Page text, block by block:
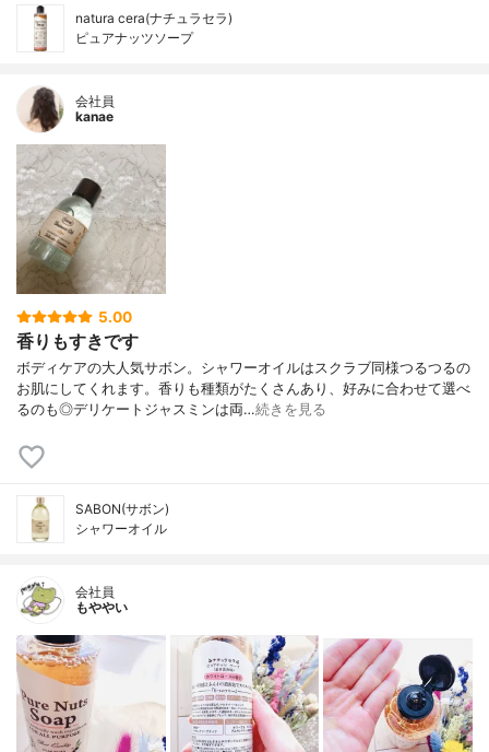
natura cera(ナチュラセラ)
ピュアナッツソープ
会社員
kanae
5.00
香りもすきです
ボディケアの大人気サボン。シャワーオイルはスクラブ同様つるつるの
お肌にしてくれます。香りも種類がたくさんあり、好みに合わせて選べ
るのも◎デリケートジャスミンは両…続きを見る
SABON(サボン)
シャワーオイル
会社員
もややい